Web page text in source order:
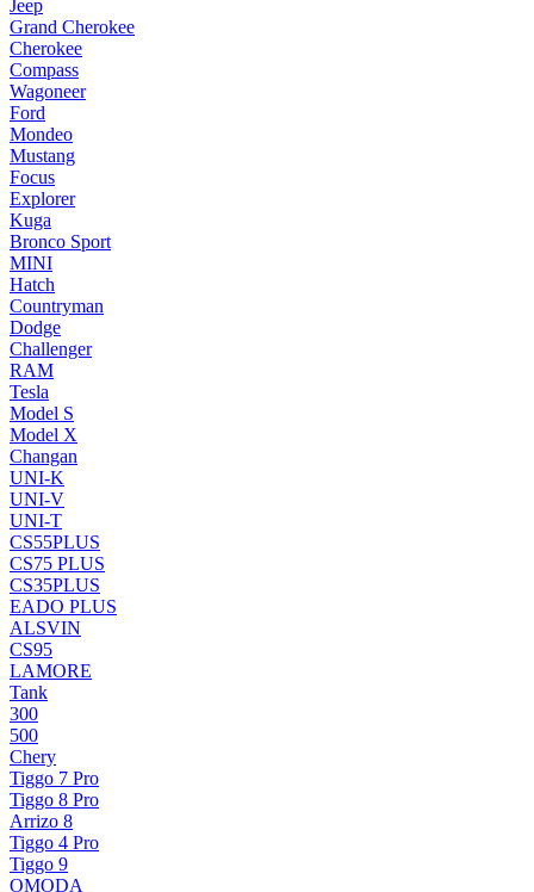
Jeep
Grand Cherokee
Cherokee
Compass
Wagoneer
Ford
Mondeo
Mustang
Focus
Explorer
Kuga
Bronco Sport
MINI
Hatch
Countryman
Dodge
Challenger
RAM
Tesla
Model S
Model X
Changan
UNI-K
UNI-V
UNI-T
CS55PLUS
CS75 PLUS
CS35PLUS
EADO PLUS
ALSVIN
CS95
LAMORE
Tank
300
500
Chery
Tiggo 7 Pro
Tiggo 8 Pro
Arrizo 8
Tiggo 4 Pro
Tiggo 9
OMODA